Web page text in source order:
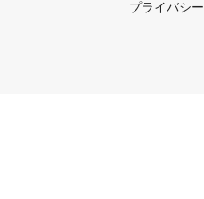
プライバシー